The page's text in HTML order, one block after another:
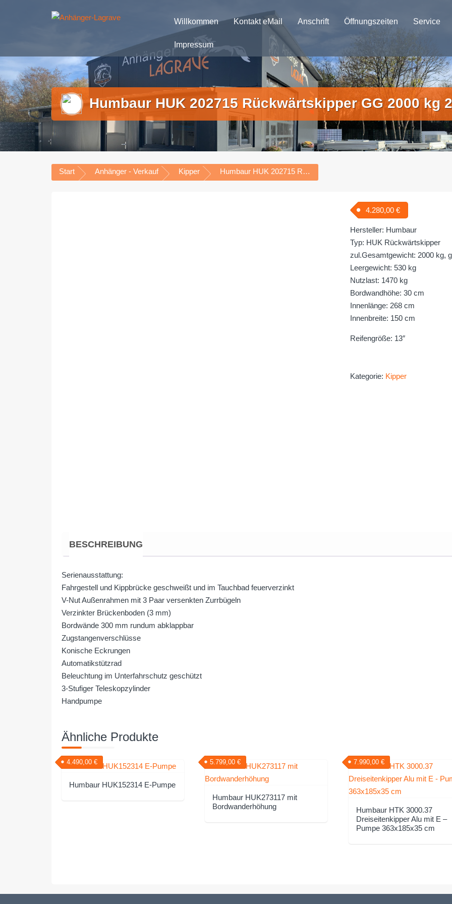
Anhänger – Verkauf und Verleih – Kostengünstig liefern in ganz
Deutschland
Willkommen Kontakt eMail Anschrift Öffnungszeiten Service
Impressum
Humbaur HUK 202715 Rückwärtskipper GG 2000 kg
Start Anhänger - Verkauf Kipper Humbaur HUK 202715 Rückwärtskipper GG 2000 kg 270x150x30 cm
4.280,00 €
Hersteller: Humbaur
Typ: HUK Rückwärtskipper
zul.Gesamtgewicht: 2000 kg,
Leergewicht: 530 kg
Nutzlast: 1470 kg
Bordwandhöhe: 30 cm
Innenlänge: 268 cm
Innenbreite: 150 cm
Reifengröße: 13″
Kategorie: Kipper
BESCHREIBUNG
Serienausstattung:
Fahrgestell und Kippbrücke geschweißt und im Tauchbad feuerverzinkt
V-Nut Außenrahmen mit 3 Paar versenkten Zurrbügeln
Verzinkter Brückenboden (3 mm)
Bordwände 300 mm rundum abklappbar
Zugstangenverschlüsse
Konische Eckrungen
Automatikstützrad
Beleuchtung im Unterfahrschutz geschützt
3-Stufiger Teleskopzylinder
Handpumpe
Ähnliche Produkte
Humbaur HUK152314 E-Pumpe
4.490,00 €
Humbaur HUK273117 mit
Bordwanderhöhung
5.799,00€
Humbaur HTK 3000.37
Dreiseitenkipper Alu mit E –
Pumpe 363x185x35 cm
7.990,00 €